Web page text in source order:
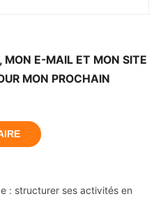
MON E-MAIL ET MON SITE
MON PROCHAIN
: structurer ses activités en